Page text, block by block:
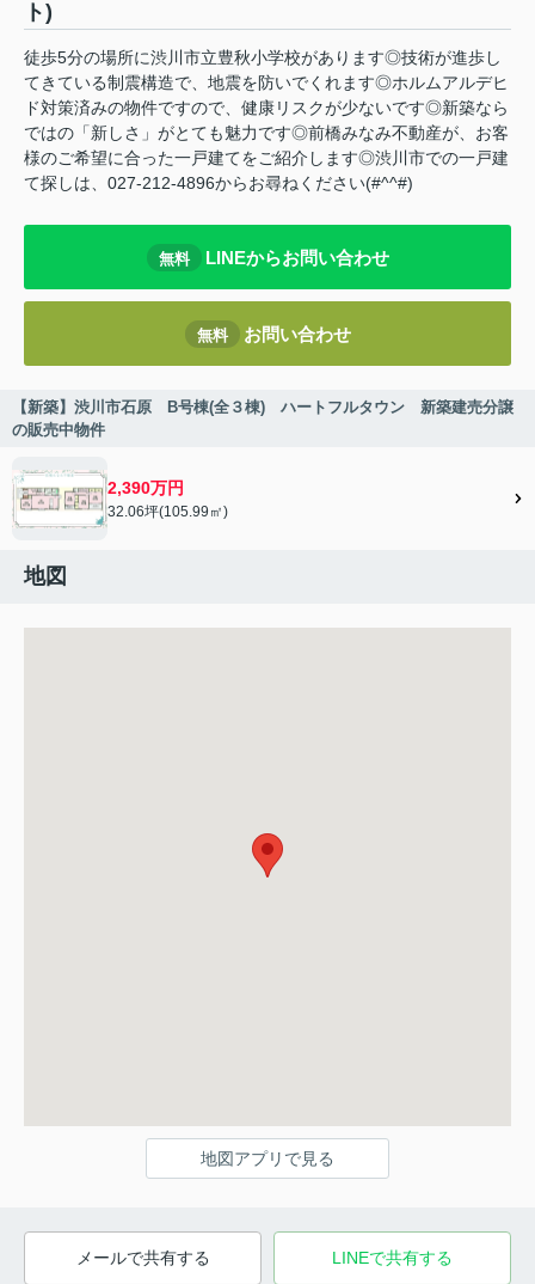
ト)
徒歩5分の場所に渋川市立豊秋小学校があります◎技術が進歩し
てきている制震構造で、地震を防いでくれます◎ホルムアルデヒ
ド対策済みの物件ですので、健康リスクが少ないです◎新築なら
ではの「新しさ」がとても魅力です◎前橋みなみ不動産が、お客
様のご希望に合った一戸建てをご紹介します◎渋川市での一戸建
て探しは、027-212-4896からお尋ねください(#^^#)
無料 LINEからお問い合わせ
無料 お問い合わせ
【新築】渋川市石原 B号棟(全３棟) ハートフルタウン 新築建売分譲
の販売中物件
2,390万円
32.06坪(105.99㎡)
地図
地図アプリで見る
メールで共有する LINEで共有する